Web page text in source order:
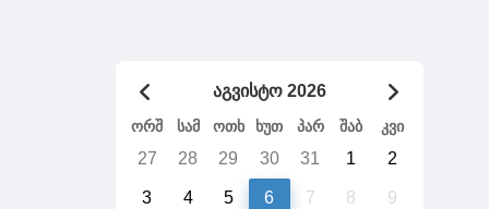
აგვისტო 2026
ორშ სამ ოთხ ხუთ პარ შაბ კვი
27 28 29 30 31 1 2
3 4 5 6 7 8 9